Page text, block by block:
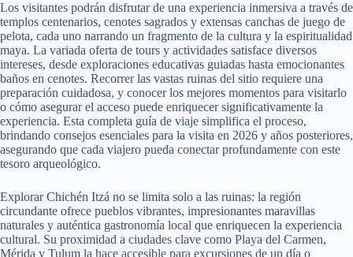
Los visitantes podrán disfrutar de una experiencia inmersiva a través de
templos centenarios, cenotes sagrados y extensas canchas de juego de
pelota, cada uno narrando un fragmento de la cultura y la espiritualidad
maya. La variada oferta de tours y actividades satisface diversos
intereses, desde exploraciones educativas guiadas hasta emocionantes
baños en cenotes. Recorrer las vastas ruinas del sitio requiere una
preparación cuidadosa, y conocer los mejores momentos para visitarlo
o cómo asegurar el acceso puede enriquecer significativamente la
experiencia. Esta completa guía de viaje simplifica el proceso,
brindando consejos esenciales para la visita en 2026 y años posteriores,
asegurando que cada viajero pueda conectar profundamente con este
tesoro arqueológico.
Explorar Chichén Itzá no se limita solo a las ruinas: la región
circundante ofrece pueblos vibrantes, impresionantes maravillas
naturales y auténtica gastronomía local que enriquecen la experiencia
cultural. Su proximidad a ciudades clave como Playa del Carmen,
Mérida y Tulum la hace accesible para excursiones de un día o